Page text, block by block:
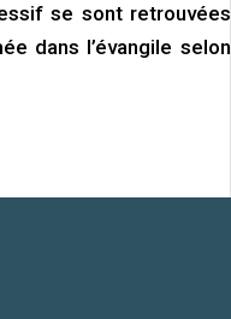
se sont retrouvées
dans l’évangile selon